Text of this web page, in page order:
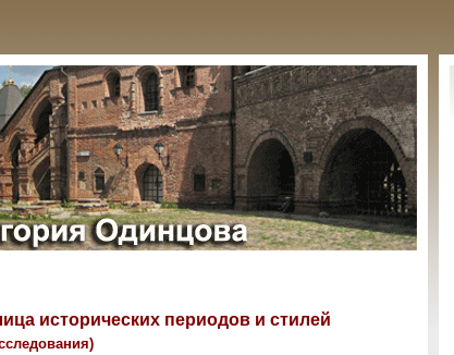
исторических периодов и стилей